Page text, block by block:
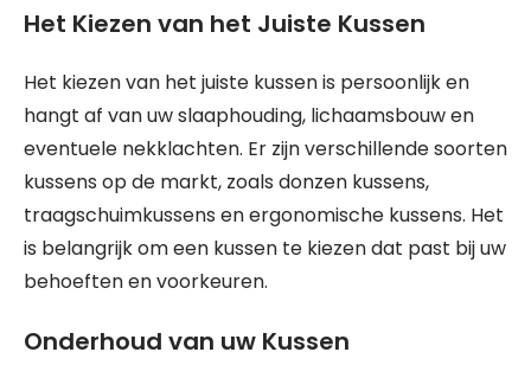
Het Kiezen van het Juiste Kussen
Het kiezen van het juiste kussen is persoonlijk en
hangt af van uw slaaphouding, lichaamsbouw en
eventuele nekklachten. Er zijn verschillende soorten
kussens op de markt, zoals donzen kussens,
traagschuimkussens en ergonomische kussens. Het
is belangrijk om een kussen te kiezen dat past bij uw
behoeften en voorkeuren.
Onderhoud van uw Kussen